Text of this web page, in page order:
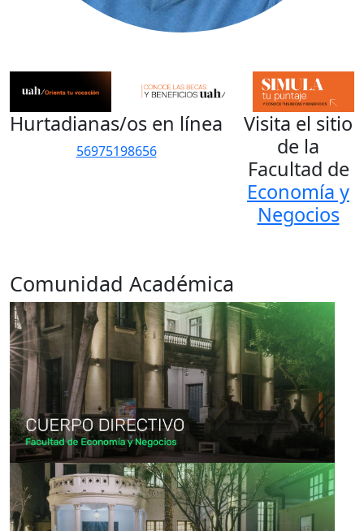
Hurtadianas/os en línea
56975198656
Visita el sitio
de la
Facultad de
Economía y
Negocios
Comunidad Académica